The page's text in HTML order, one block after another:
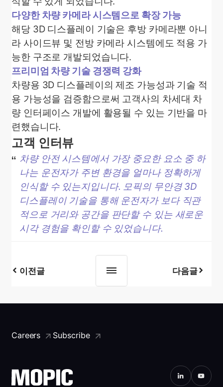
다양한 차량 카메라 시스템으로 확장 가능
해당 3D 디스플레이 기술은 후방 카메라뿐 아니
라 사이드뷰 및 전방 카메라 시스템에도 적용 가
능한 구조로 개발되었습니다.
프리미엄 차량 기술 경쟁력 강화
차량용 3D 디스플레이의 제조 가능성과 기술 적
용 가능성을 검증함으로써 고객사의 차세대 차
량 인터페이스 개발에 활용될 수 있는 기반을 마
련했습니다.
고객 인터뷰
차량 안전 시스템에서 가장 중요한 요소 중 하
나는 운전자가 주변 환경을 얼마나 정확하게
인식할 수 있는지입니다. 모픽의 무안경 3D
디스플레이 기술을 통해 운전자가 보다 직관
적으로 거리와 공간을 판단할 수 있는 새로운
시각 경험을 확인할 수 있었습니다.
이전글 다음글
Careers Subscribe